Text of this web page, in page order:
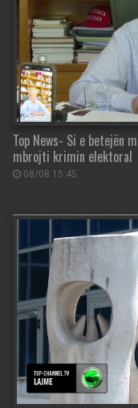
Top News- Si e betejën
mbrojti krimin elektoral
08/08 15:45